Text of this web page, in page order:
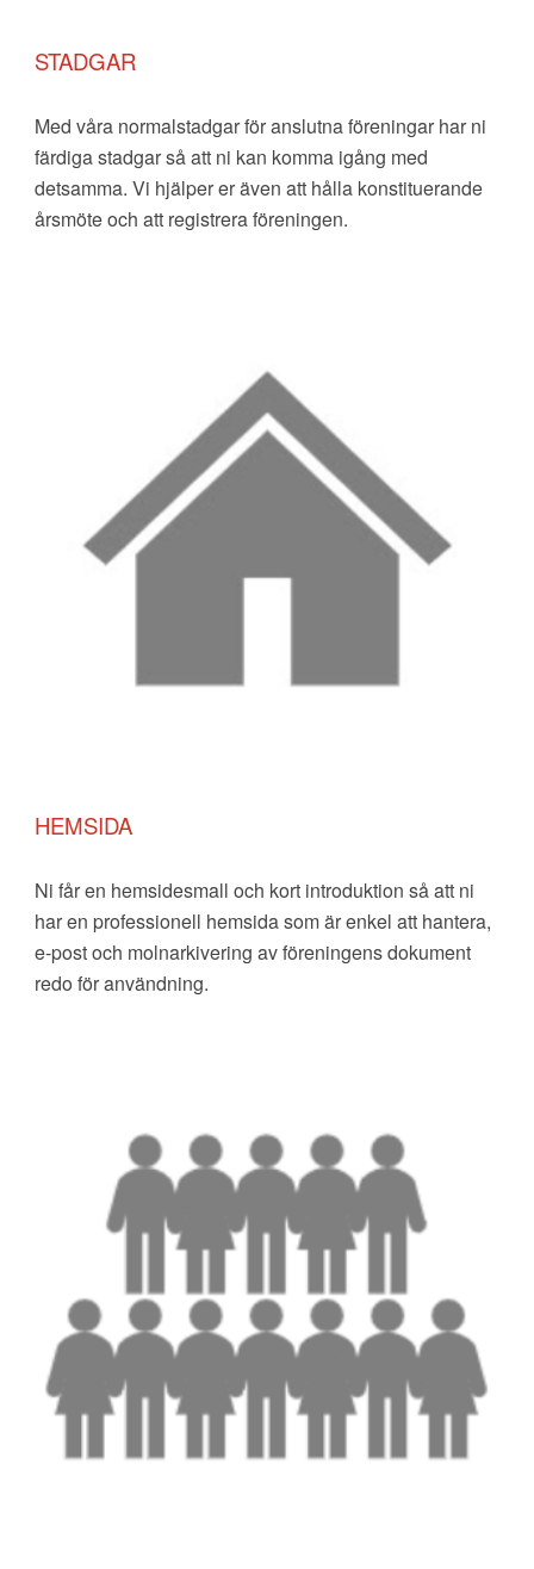
STADGAR
Med våra normalstadgar för anslutna föreningar har ni
färdiga stadgar så att ni kan komma igång med
detsamma. Vi hjälper er även att hålla konstituerande
årsmöte och att registrera föreningen.
HEMSIDA
Ni får en hemsidesmall och kort introduktion så att ni
har en professionell hemsida som är enkel att hantera,
e-post och molnarkivering av föreningens dokument
redoför användning.